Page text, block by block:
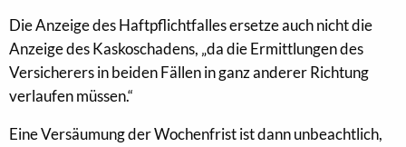
Die Anzeige des Haftpflichtfalles ersetze auch nicht die
Anzeige des Kaskoschadens, „da die Ermittlungen des
Versicherers in beiden Fällen in ganz anderer Richtung
verlaufen müssen.“
Eine Versäumung der Wochenfrist ist dann unbeachtlich,